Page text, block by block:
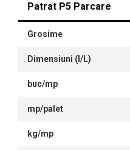
Patrat P5 Parcare
Grosime
Dimensiuni (l/L)
buc/mp
mp/palet
kg/mp